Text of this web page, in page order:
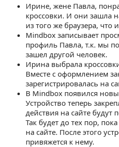
Ирине, жене Павла,
кроссовки. И они зашла
из того же браузера, что
Mindbox записывает
профиль Павла, т.к. мы
зашел другой человек.
Ирина выбрала
Вместе с оформлением
зарегистрировалась на
В Mindbox появился
Устройство теперь
действия на сайте будут
Так будет до тех пор,
на сайте. После этого
привяжется к нему.